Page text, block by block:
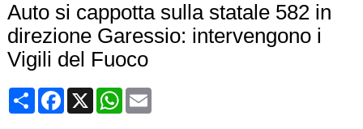
Auto si cappotta sulla statale 582 in
direzione Garessio: intervengono i
Vigili del Fuoco
CondividiFacebook
X WhatsApp
Email